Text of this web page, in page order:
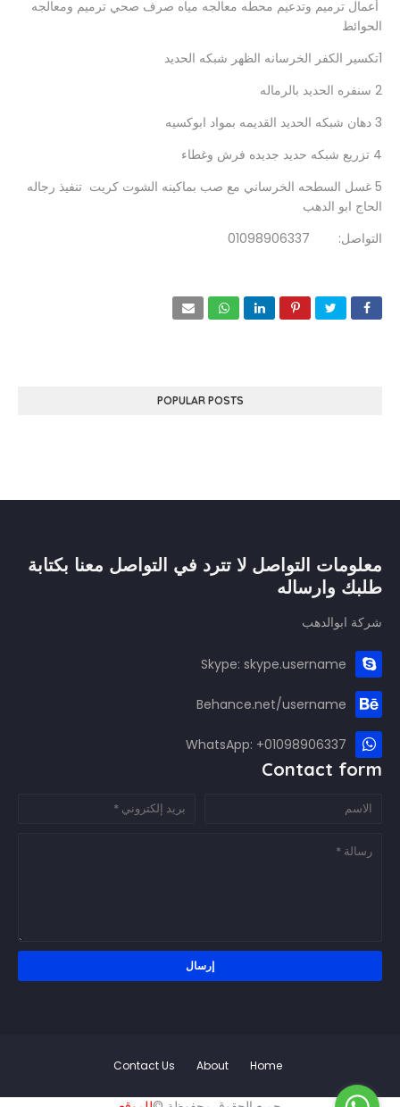
أعمال ترميم وتدعيم محطه معالجه مياه صرف صحي ترميم ومعالجه
الحوائط
1تكسير الكفر الخرسانه الظهر شبكه الحديد
2 سنفره الحديد بالرماله
3 دهان شبكه الحديد القديمه بمواد ابوكسيه
4 تزريع شبكه حديد جديده فرش وغطاء
5 غسل السطحه الخرساني مع صب بماكينه الشوت كريت تنفيذ رجاله
الحاج ابو الدهب
التواصل: 01098906337
POPULAR POSTS
معلومات التواصل لا تترد في التواصل معنا بكتابة
طلبك وارساله
شركة ابوالدهب
Skype: skype.username
Behance.net/username
WhatsApp: +01098906337
Contact form
Home
About
Contact Us